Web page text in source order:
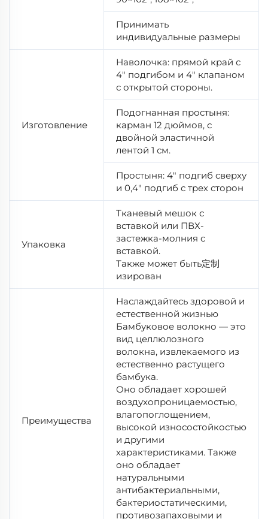
Принимать
индивидуальные размеры
Изготовление
Наволочка: прямой край с
4" подгибом и 4" клапаном
с открытой стороны.
Подогнанная простыня:
карман 12 дюймов, с
двойной эластичной
лентой 1 см.
Простыня: 4" подгиб сверху
и 0,4" подгиб с трех сторон
Упаковка
Тканевый мешок с
вставкой или ПВХ-
застежка-молния с
вставкой.
Также может быть定制
изирован
Преимущества
Наслаждайтесь здоровой и
естественной жизнью
Бамбуковое волокно — это
вид целлюлозного
волокна, извлекаемого из
естественно растущего
бамбука.
Оно обладает хорошей
воздухопроницаемостью,
влагопоглощением,
высокой износостойкостью
и другими
характеристиками. Также
оно обладает
натуральными
антибактериальными,
бактериостатическими,
противозапаховыми и